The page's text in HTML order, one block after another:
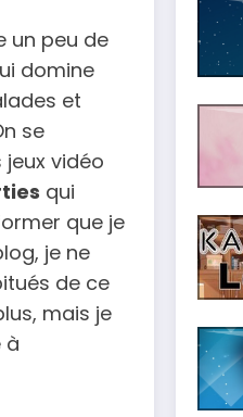
un peu de
domine
et
se
vidéo
qui
que je
je ne
de ce
mais je
à